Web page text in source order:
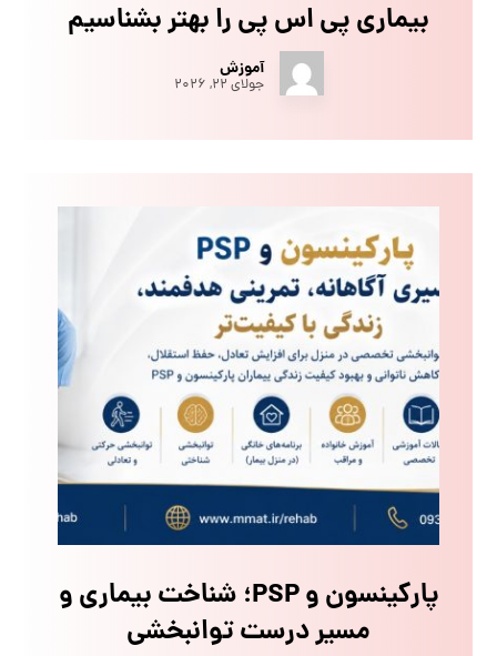
بیماری پی اس پی را بهتر بشناسیم
آموزش
جولای ۲۲, ۲۰۲۶
پارکینسون و PSP؛ شناخت بیماری و
مسیر درست توانبخشی